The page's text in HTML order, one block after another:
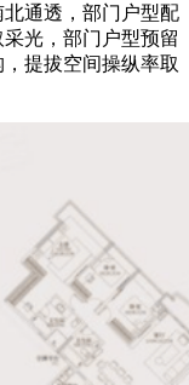
通透，部门户型配
光，部门户型预留
提拔空间操纵率取